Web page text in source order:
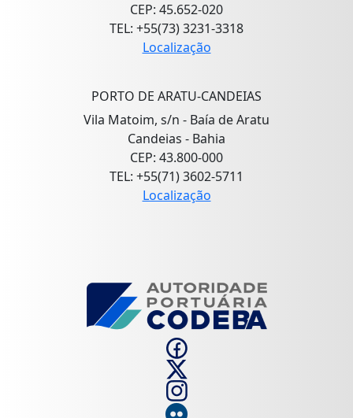
CEP: 45.652-020
TEL: +55(73) 3231-3318
Localização
PORTO DE ARATU-CANDEIAS
Vila Matoim, s/n - Baía de Aratu
Candeias - Bahia
CEP: 43.800-000
TEL: +55(71) 3602-5711
Localização